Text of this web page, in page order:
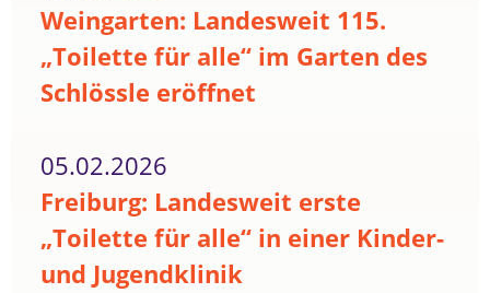
Weingarten: Landesweit 115.
„Toilette für alle“ im Garten des
Schlössle eröffnet
05.02.2026
Freiburg: Landesweit erste
„Toilette für alle“ in einer Kinder-
und Jugendklinik